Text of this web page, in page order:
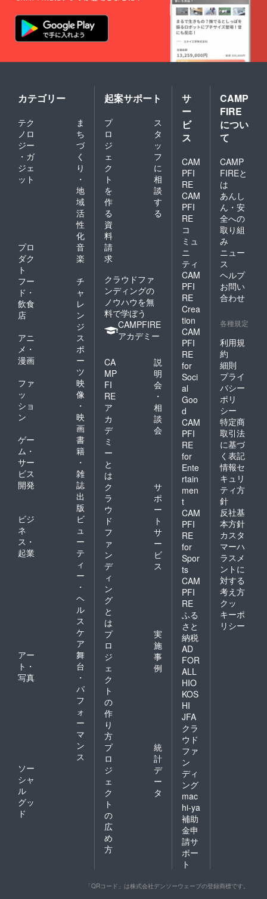
カテゴリー
テク
ノロ
ジー
・ガ
ジェ
ット
ま
ち
づ
く
り
・
地
域
活
性
化
プロ
ダク
ト
音
楽
フー
ド・
飲食
店
チ
ャ
レ
ン
ジ
アニ
メ・
漫画
ス
ポ
ー
ツ
ファ
ッ
ショ
ン
映
像
・
映
画
ゲー
ム・
サー
ビス
開発
書
籍
・
雑
誌
出
版
ビジ
ネ
ス・
起業
ビ
ュ
ー
テ
ィ
ー
・
ヘ
ル
ス
ケ
ア
アー
ト・
写真
舞
台
・
パ
フ
ォ
ー
マ
ン
ス
ソー
シャ
ル
グッ
ド
起案サポート
プ
ロ
ジ
ェ
ク
ト
を
作
る
ス
タ
ッ
フ
に
相
談
す
る
資
料
請
求
クラウドファ
ンディングの
ノウハウを無
料で学ぼう
CAMPFIRE
アカデミー
CA
MP
FI
RE
ア
カ
デ
ミ
ー
と
は
説
明
会
・
相
談
会
ク
ラ
ウ
ド
フ
ァ
ン
デ
ィ
ン
グ
と
は
サ
ポ
ー
ト
サ
ー
ビ
ス
プ
ロ
ジ
ェ
ク
ト
の
作
り
方
実
施
事
例
プ
ロ
ジ
ェ
ク
ト
の
広
め
方
統
計
デ
ー
タ
サ
ー
ビ
ス
CAM
PFI
RE
CAM
PFI
RE
コ
ミュ
ニ
ティ
CAM
PFI
RE
Crea
tion
CAM
PFI
RE
for
Soci
al
Goo
d
CAM
PFI
RE
for
Ente
rtain
men
t
CAM
PFI
RE
for
Spor
ts
CAM
PFI
RE
ふる
さと
納税
AD
FOR
ALL
HIO
KOS
HI
JFA
クラ
ウド
ファ
ン
ディ
ング
mac
hi-ya
補助
金申
請サ
ポー
ト
CAMP
FIRE
につい
て
CAMP
FIREと
は
あんし
ん・安
全への
取り組
み
ニュー
ス
ヘルプ
お問い
合わせ
各種規定
利用規
約
細則
プライ
バシー
ポリ
シー
特定商
取引法
に基づ
く表記
情報セ
キュリ
ティ方
針
反社基
本方針
カスタ
マーハ
ラスメ
ントに
対する
考え方
クッ
キーポ
リシー
「QRコード」は株式会社デンソーウェーブの登録商標です。